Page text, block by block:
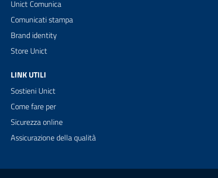
Unict Comunica
Comunicati stampa
Brand identity
Store Unict
LINK UTILI
Sostieni Unict
Come fare per
Sicurezza online
Assicurazione della qualità